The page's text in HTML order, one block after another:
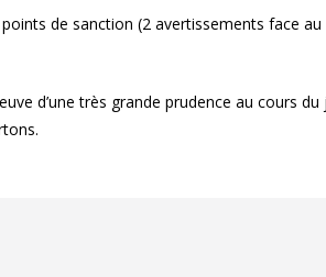
de sanction (2 avertissements face
d’une très grande prudence au cours